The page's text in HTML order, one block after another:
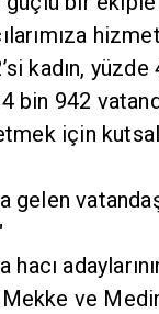
kadın, yüzde
bin 942
için
gelen
hacı
ve